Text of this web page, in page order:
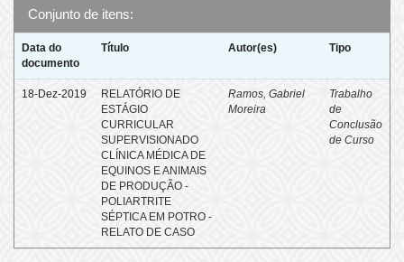
Conjunto de itens:
Data do
documento
Título Autor(es) Tipo
18-Dez-2019
RELATÓRIO DE
ESTÁGIO
CURRICULAR
SUPERVISIONADO
CLÍNICA MÉDICA DE
EQUINOS E ANIMAIS
DE PRODUÇÃO -
POLIARTRITE
SÉPTICA EM POTRO -
RELATO DE CASO
Ramos, Gabriel
Moreira
Trabalho
de
Conclusão
de Curso